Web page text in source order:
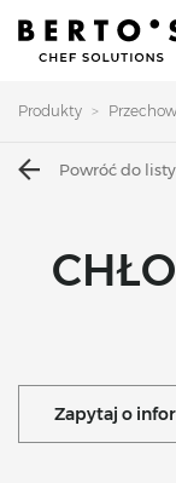
Produkty
Powróć do listy
Zapytaj o